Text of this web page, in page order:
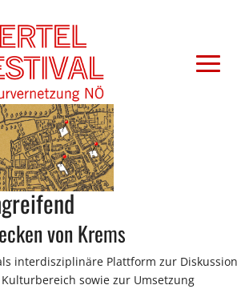
von Krems
interdisziplinäre Plattform zur Diskussion
sowie zur Umsetzung